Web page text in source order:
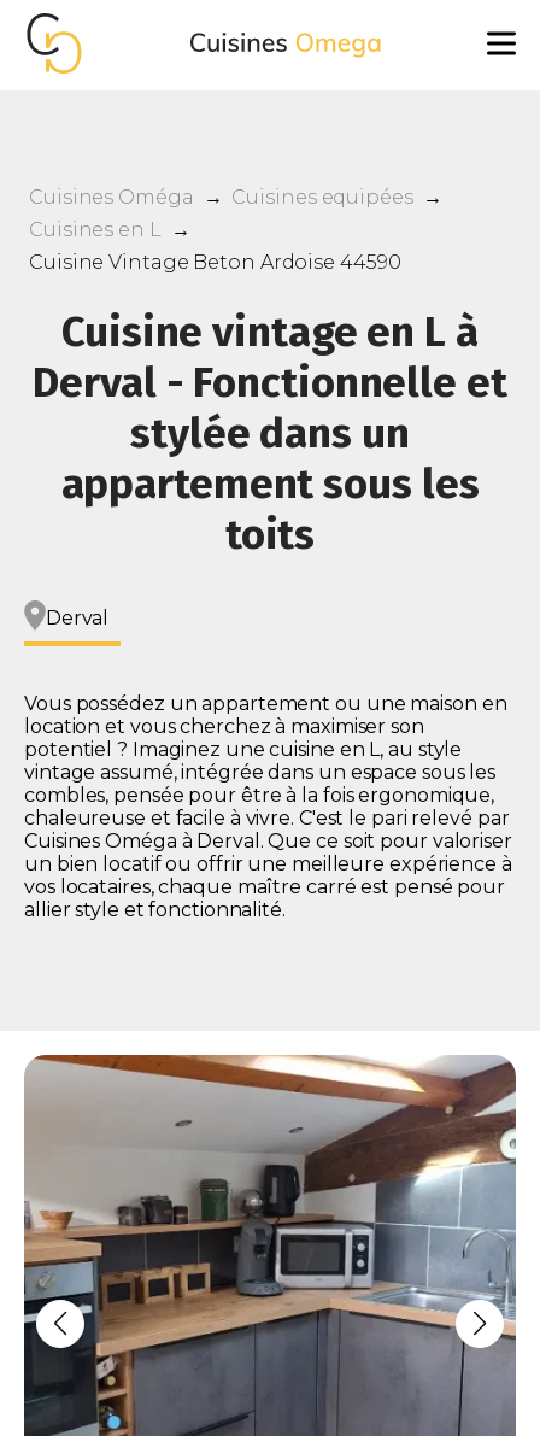
Cuisines Oméga → Cuisines equipées →
Cuisines en L →
Cuisine Vintage Beton Ardoise 44590
Cuisine vintage en L à
Derval - Fonctionnelle et
stylée dans un
appartement sous les
toits
Derval
Vous possédez un appartement ou une maison en
location et vous cherchez à maximiser son
potentiel ? Imaginez une cuisine en L, au style
vintage assumé, intégrée dans un espace sous les
combles, pensée pour être à la fois ergonomique,
chaleureuse et facile à vivre. C'est le pari relevé par
Cuisines Oméga à Derval. Que ce soit pour valoriser
un bien locatif ou offrir une meilleure expérience à
vos locataires, chaque maître carré est pensé pour
allier style et fonctionnalité.